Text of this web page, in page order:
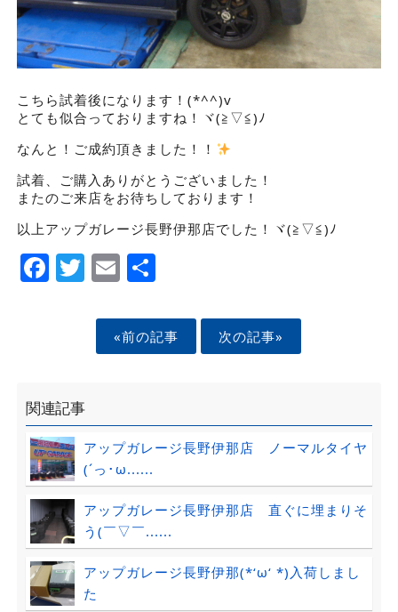
こちら試着後になります！(*^^)v
とても似合っておりますね！ヾ(≧▽≦)ﾉ
なんと！ご成約頂きました！！
試着、ご購入ありがとうございました！
またのご来店をお待ちしております！
以上アップガレージ長野伊那店でした！ヾ(≧▽≦)ﾉ
Facebook
Twitter
EmailShare
«前の記事 次の記事»
関連記事
アップガレージ長野伊那店 ノーマルタイヤ
(´っ･ω......
アップガレージ長野伊那店 直ぐに埋まりそ
う(￣▽￣......
アップガレージ長野伊那(*‘ω‘ *)入荷しまし
た